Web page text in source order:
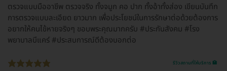
ตรวจแบบมืออาชีพ ตรวจจริง ทั้งจมูก คอ ปาก ทั้งอ้าทั้งส่อง เขียนบันทึก
การตรวจแบบละเอียด ยาวมาก เพื่อประโยชน์ในการรักษาต่อด้วยต้องการ
อยากให้คนไข้หายจริงๆ ขอบพระคุณมากครับ #ประกันสังคม #โรง
พยาบาลบีแคร์ #ประสบการณ์ดีต้องบอกต่อ
รีวิวสถานที่ให้บริการ 🏥